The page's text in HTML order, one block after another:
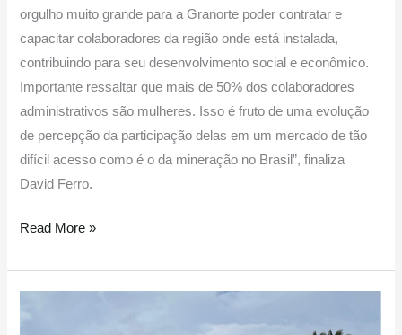
orgulho muito grande para a Granorte poder contratar e
capacitar colaboradores da região onde está instalada,
contribuindo para seu desenvolvimento social e econômico.
Importante ressaltar que mais de 50% dos colaboradores
administrativos são mulheres. Isso é fruto de uma evolução
de percepção da participação delas em um mercado de tão
difícil acesso como é o da mineração no Brasil”, finaliza
David Ferro.
Read More »